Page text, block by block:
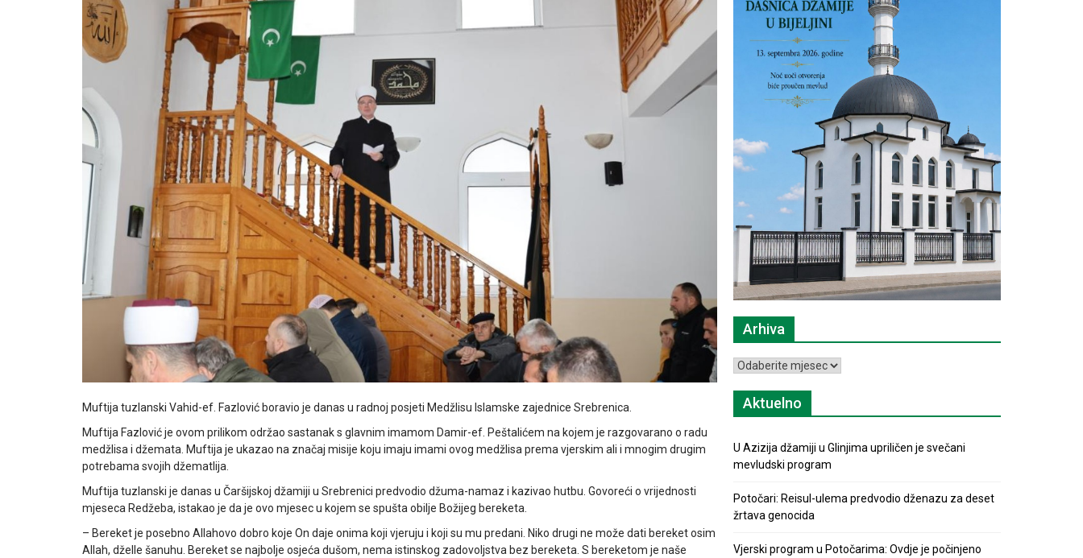
Muftija tuzlanski Vahid-ef. Fazlović boravio je danas u radnoj posjeti Medžlisu Islamske zajednice Srebrenica.
Muftija Fazlović je ovom prilikom održao sastanak s glavnim imamom Damir-ef. Peštalićem na kojem je razgovarano o radu
medžlisa i džemata. Muftija je ukazao na značaj misije koju imaju imami ovog medžlisa prema vjerskim ali i mnogim drugim
potrebama svojih džematlija.
Muftija tuzlanski je danas u Čaršijskoj džamiji u Srebrenici predvodio džuma-namaz i kazivao hutbu. Govoreći o vrijednosti
mjeseca Redžeba, istakao je da je ovo mjesec u kojem se spušta obilje Božijeg bereketa.
– Bereket je posebno Allahovo dobro koje On daje onima koji vjeruju i koji su mu predani. Niko drugi ne može dati bereket osim
Allah, dželle šanuhu. Bereket se najbolje osjeća dušom, nema istinskog zadovoljstva bez bereketa. S bereketom je naše
Arhiva
Arhiva
Aktuelno
U Azizija džamiji u Glinjima upriličen je svečani
mevludski program
Potočari: Reisul-ulema predvodio dženazu za deset
žrtava genocida
Vjerski program u Potočarima: Ovdje je počinjeno